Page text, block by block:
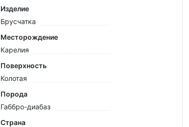
Изделие
Брусчатка
Месторождение
Карелия
Поверхность
Колотая
Порода
Габбро-диабаз
Страна